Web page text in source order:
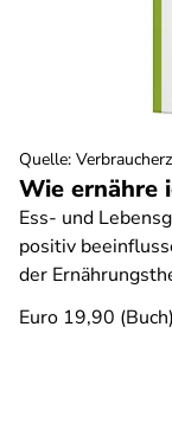
Wie ernähre
Ess- und
positiv
der
Euro 19,90
Quelle: